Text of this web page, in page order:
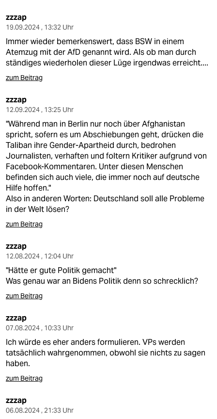
genossenschaft
epaper login
zzzap
19.09.2024 , 13:32 Uhr
Immer wieder bemerkenswert, dass BSW in einem
Atemzug mit der AfD genannt wird. Als ob man durch
ständiges wiederholen dieser Lüge irgendwas erreicht....
zum Beitrag
zzzap
12.09.2024 , 13:25 Uhr
"Während man in Berlin nur noch über Afghanistan
spricht, sofern es um Abschiebungen geht, drücken die
Taliban ihre Gender-Apartheid durch, bedrohen
Journalisten, verhaften und foltern Kritiker aufgrund von
Facebook-Kommentaren. Unter diesen Menschen
befinden sich auch viele, die immer noch auf deutsche
Hilfe hoffen."
Also in anderen Worten: Deutschland soll alle Probleme
in der Welt lösen?
zum Beitrag
zzzap
12.08.2024 , 12:04 Uhr
"Hätte er gute Politik gemacht"
Was genau war an Bidens Politik denn so schrecklich?
zum Beitrag
zzzap
07.08.2024 , 10:33 Uhr
Ich würde es eher anders formulieren. VPs werden
tatsächlich wahrgenommen, obwohl sie nichts zu sagen
haben.
zum Beitrag
zzzap
06.08.2024 , 21:33 Uhr